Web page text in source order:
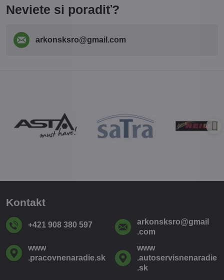
Neviete si poradiť?
arkonsksro​@gmail​.com
Kontakt
+421 908 380 597
arkonsksro​@gmail​
.com
www​
.pracovnenaradie​.sk
www​
.autoservisnenaradie​
.sk